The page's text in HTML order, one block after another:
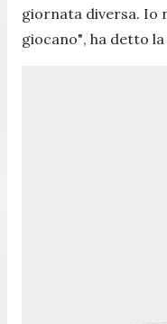
giornata diversa. Io
giocano", ha detto